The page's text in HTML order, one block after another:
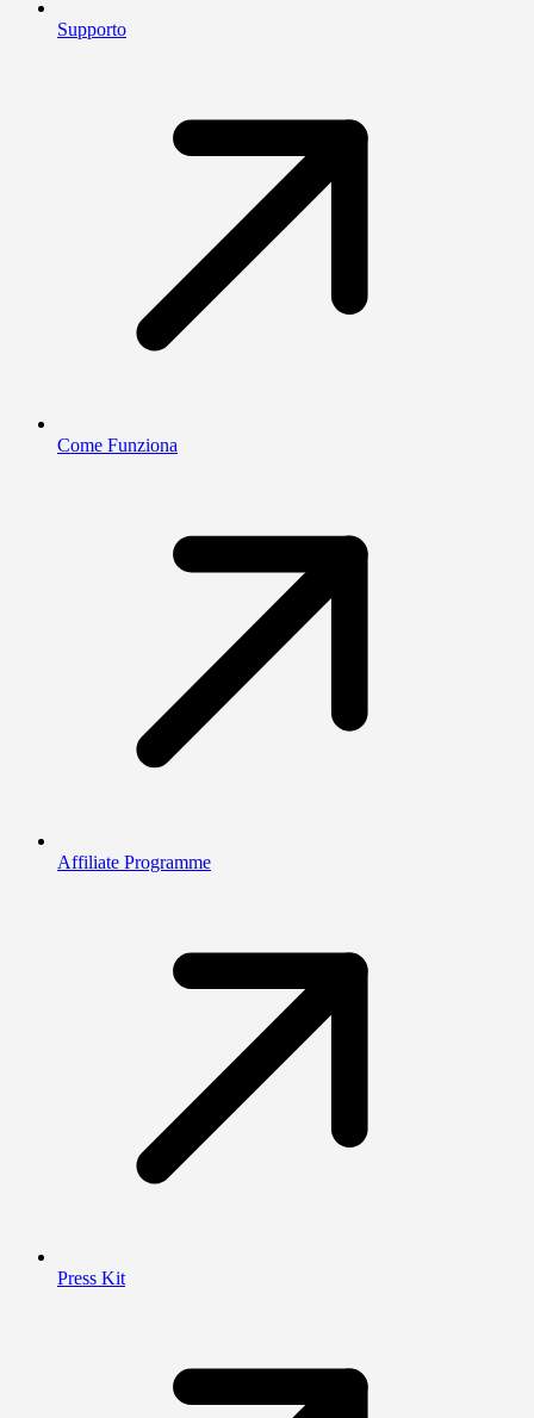
Supporto
Come Funziona
Affiliate Programme
Press Kit